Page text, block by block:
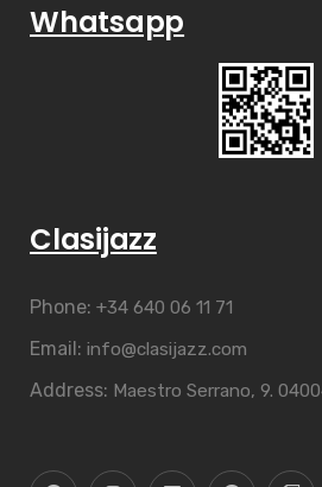
Whatsapp
Clasijazz
Phone: +34 640 06 11 71
Email: info@clasijazz.com
Address: Maestro Serrano, 9.